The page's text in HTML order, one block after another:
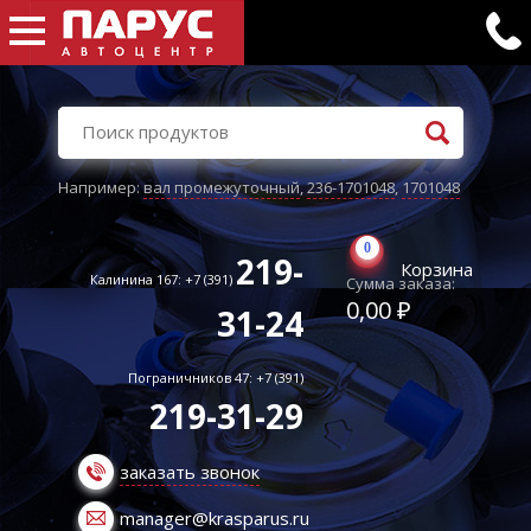
Например:вал промежуточный,236-1701048,1701048
Калинина 167: +7 (391) 219-
31-24
Пограничников 47: +7 (391)
219-31-29
заказать звонок
manager@krasparus.ru
0
Корзина
Сумма заказа:
0,00 ₽